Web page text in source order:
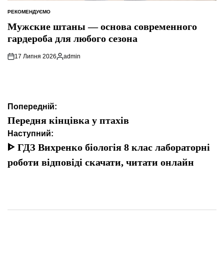
ОПУБЛІКУВАТИ
РЕКОМЕНДУЄМО
Мужские штаны — основа современного
гардероба для любого сезона
17 Липня 2026
Опубліковано
admin
Навігація
записів
Попередній:
Передня кінцівка у птахів
Наступний:
ᐈ ГДЗ Вихренко біологія 8 клас лабораторні
роботи відповіді скачати, читати онлайн